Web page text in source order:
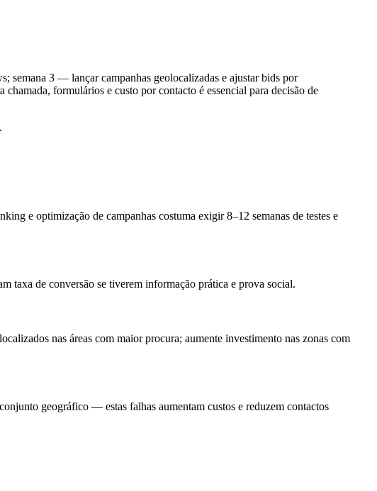
semana 3 — lançar campanhas geolocalizadas e ajustar bids por
formulários e custo por contacto é essencial para decisão de
e optimização de campanhas costuma exigir 8–12 semanas de testes e
taxa de conversão se tiverem informação prática e prova social.
nas áreas com maior procura; aumente investimento nas zonas com
geográfico — estas falhas aumentam custos e reduzem contactos